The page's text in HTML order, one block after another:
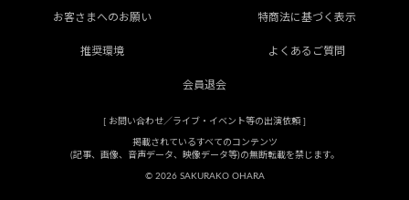
お客さまへのお願い 特商法に基づく表示
推奨環境 よくあるご質問
会員退会
[ お問い合わせ／ライブ・イベント等の出演依頼 ]
掲載されているすべてのコンテンツ
(記事、画像、音声データ、映像データ等)の無断転載を禁じます。
© 2026 SAKURAKO OHARA